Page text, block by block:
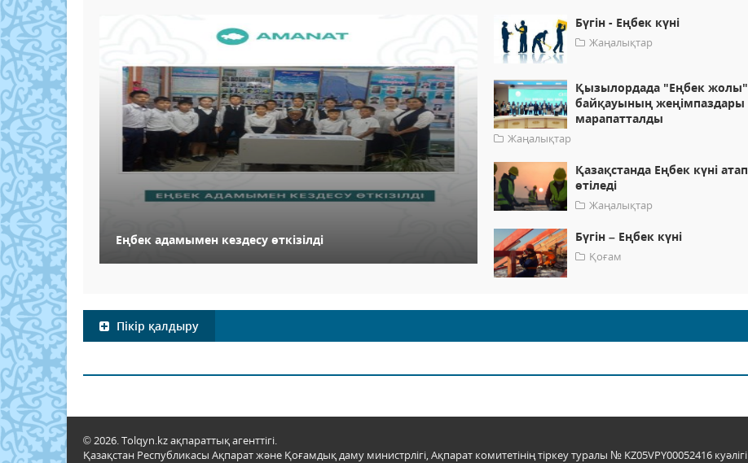
Еңбек адамымен кездесу өткізілді
Бүгін - Еңбек күні
Жаңалықтар
Қызылордада "Еңбек жолы"
байқауының жеңімпаздары
марапатталды
Жаңалықтар
Қазақстанда Еңбек күні атап
өтіледі
Жаңалықтар
Бүгін – Еңбек күні
Қоғам
Пікір қалдыру
© 2026. Tolqyn.kz ақпараттық агенттігі.
Қазақстан Республикасы Ақпарат және Қоғамдық даму министрлігі, Ақпарат комитетінің тіркеу туралы № KZ05VPY00052416 куәлігі